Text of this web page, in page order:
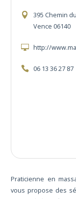
395 Chemin
Vence 06140
http://
06 13 36 27 87
Praticienne en
vous propose des